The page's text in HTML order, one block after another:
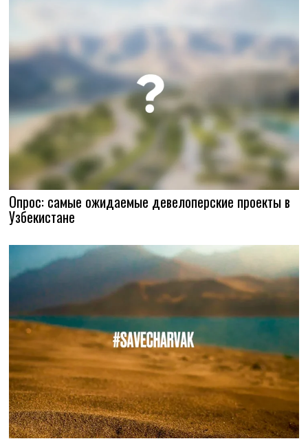
Опрос: самые ожидаемые девелоперские проекты в
Узбекистане